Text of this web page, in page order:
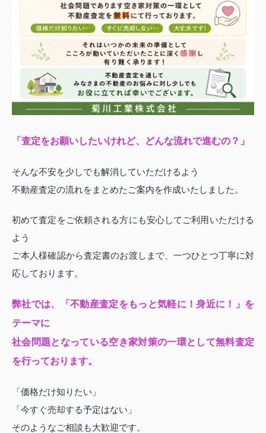
「査定をお願いしたいけれど、どんな流れで進むの？」
そんな不安を少しでも解消していただけるよう
不動産査定の流れをまとめたご案内を作成いたしました。
初めて査定をご依頼される方にも安心してご利用いただける
よう
ご本人様確認から査定書のお渡しまで、一つひとつ丁寧に対
応しております。
弊社では、「不動産査定をもっと気軽に！身近に！」を
テーマに
社会問題となっている空き家対策の一環として無料査定
を行っております。
「価格だけ知りたい」
「今すぐ売却する予定はない」
そのようなご相談も大歓迎です。